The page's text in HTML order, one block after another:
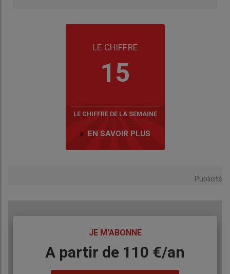
LE CHIFFRE
15
LE CHIFFRE DE LA SEMAINE
EN SAVOIR PLUS
Publicité
JE M'ABONNE
BodyA partir de 110 €/an